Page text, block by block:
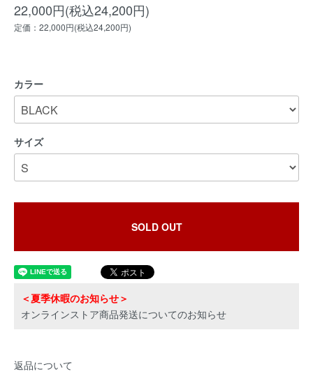
22,000円(税込24,200円)
定価：22,000円(税込24,200円)
カラー
サイズ
SOLD OUT
＜夏季休暇のお知らせ＞
オンラインストア商品発送についてのお知らせ
返品について